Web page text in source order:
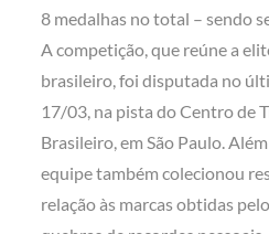
8 medalhas no total – sendo
A competição, que reúne a
brasileiro, foi disputada no
17/03, na pista do Centro de
Brasileiro, em São Paulo.
equipe também colecionou
relação às marcas obtidas